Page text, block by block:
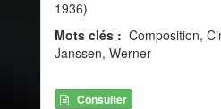
1936)
Mots clés : Composition,
Janssen, Werner
Consulter